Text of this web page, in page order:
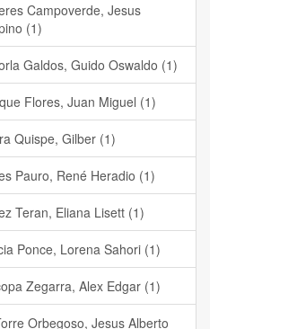
Campoverde, Jesus
(1)
Galdos, Guido Oswaldo (1)
Flores, Juan Miguel (1)
Quispe, Gilber (1)
Pauro, René Heradio (1)
Teran, Eliana Lisett (1)
Ponce, Lorena Sahori (1)
Zegarra, Alex Edgar (1)
Orbegoso, Jesus Alberto